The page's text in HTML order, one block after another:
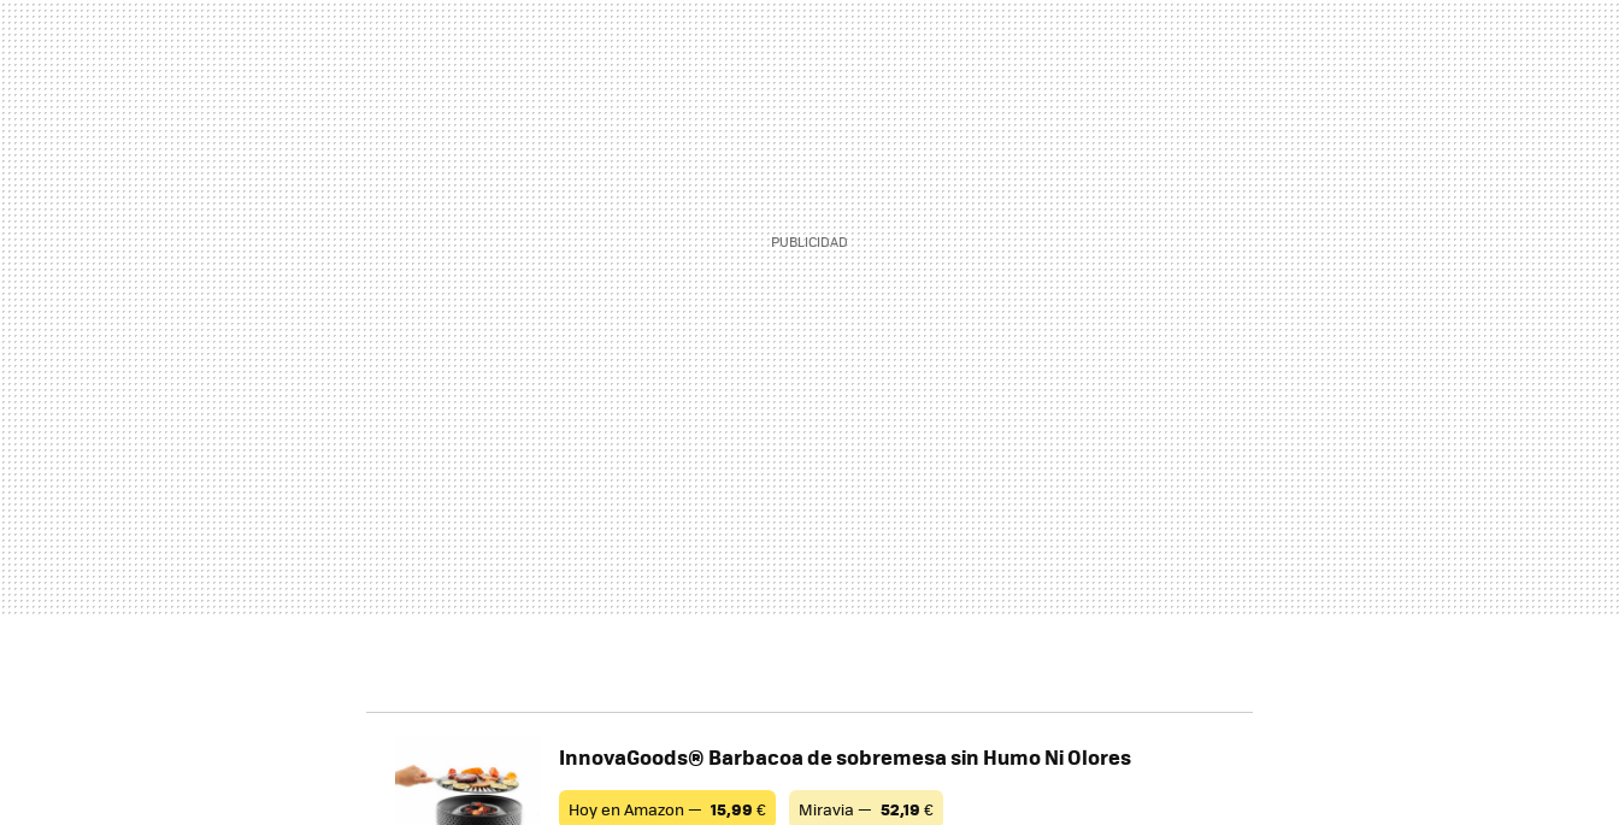
InnovaGoods® Barbacoa de sobremesa sin Humo Ni Olores
Hoy en Amazon — 15,99 € Miravia — 52,19 €